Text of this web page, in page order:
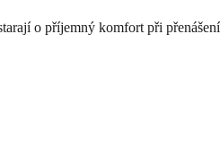
o příjemný komfort při